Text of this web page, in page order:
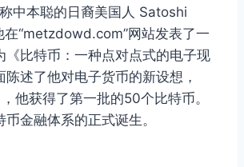
中本聪的日裔美国人 Satoshi
“metzdowd.com”网站发表了一
《比特币：一种点对点式的电子现
述了他对电子货币的新设想，
他获得了第一批的50个比特币。
金融体系的正式诞生。